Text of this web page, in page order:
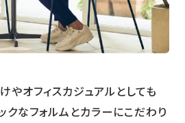
やオフィスカジュアルとしても
クなフォルムとカラーにこだわり